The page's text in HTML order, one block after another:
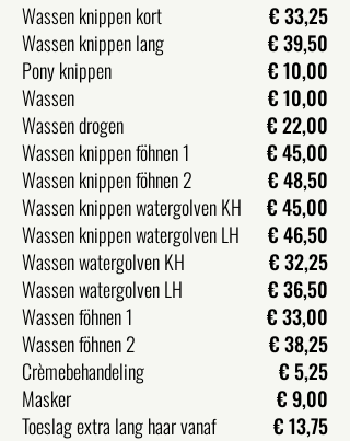
Wassen knippen kort
Wassen knippen lang
Pony knippen
Wassen
Wassen drogen
Wassen knippen föhnen 1
Wassen knippen föhnen 2
Wassen knippen watergolven KH
Wassen knippen watergolven LH
Wassen watergolven KH
Wassen watergolven LH
Wassen föhnen 1
Wassen föhnen 2
Crèmebehandeling
Masker
Toeslag extra lang haar vanaf
€ 33,25
€ 39,50
€ 10,00
€ 10,00
€ 22,00
€ 45,00
€ 48,50
€ 45,00
€ 46,50
€ 32,25
€ 36,50
€ 33,00
€ 38,25
€ 5,25
€ 9,00
€ 13,75